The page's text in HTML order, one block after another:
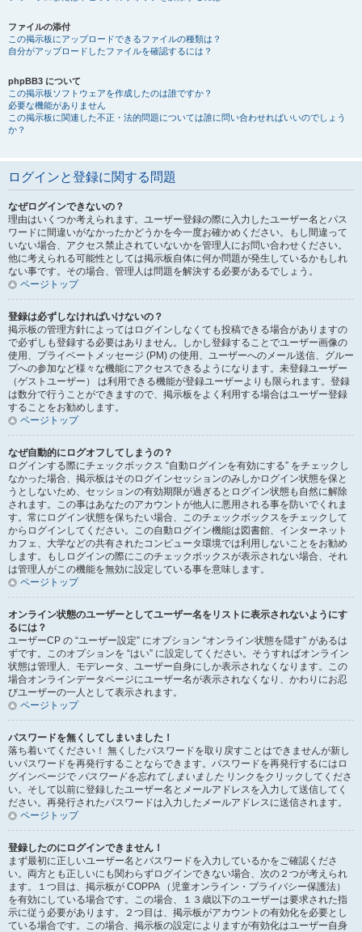
ファイルの添付
この掲示板にアップロードできるファイルの種類は？
自分がアップロードしたファイルを確認するには？
phpBB3 について
この掲示板ソフトウェアを作成したのは誰ですか？
必要な機能がありません
この掲示板に関連した不正・法的問題については誰に問い合わせればいいのでしょう
か？
ログインと登録に関する問題
なぜログインできないの？
理由はいくつか考えられます。ユーザー登録の際に入力したユーザー名とパス
ワードに間違いがなかったかどうかを今一度お確かめください。もし間違って
いない場合、アクセス禁止されていないかを管理人にお問い合わせください。
他に考えられる可能性としては掲示板自体に何か問題が発生しているかもしれ
ない事です。その場合、管理人は問題を解決する必要があるでしょう。
ページトップ
登録は必ずしなければいけないの？
掲示板の管理方針によってはログインしなくても投稿できる場合がありますの
で必ずしも登録する必要はありません。しかし登録することでユーザー画像の
使用、プライベートメッセージ (PM) の使用、ユーザーへのメール送信、グルー
プへの参加など様々な機能にアクセスできるようになります。未登録ユーザー
（ゲストユーザー） は利用できる機能が登録ユーザーよりも限られます。登録
は数分で行うことができますので、掲示板をよく利用する場合はユーザー登録
することをお勧めします。
ページトップ
なぜ自動的にログオフしてしまうの？
ログインする際にチェックボックス “自動ログインを有効にする” をチェックし
なかった場合、掲示板はそのログインセッションのみしかログイン状態を保と
うとしないため、セッションの有効期限が過ぎるとログイン状態も自然に解除
されます。この事はあなたのアカウントが他人に悪用される事を防いでくれま
す。常にログイン状態を保ちたい場合、このチェックボックスをチェックして
からログインしてください。この自動ログイン機能は図書館、インターネット
カフェ、大学などの共有されたコンピュータ環境では利用しないことをお勧め
します。もしログインの際にこのチェックボックスが表示されない場合、それ
は管理人がこの機能を無効に設定している事を意味します。
ページトップ
オンライン状態のユーザーとしてユーザー名をリストに表示されないようにす
るには？
ユーザーCP の “ユーザー設定” にオプション “オンライン状態を隠す” があるは
ずです。このオプションを “はい” に設定してください。そうすればオンライン
状態は管理人、モデレータ、ユーザー自身にしか表示されなくなります。この
場合オンラインデータページにユーザー名が表示されなくなり、かわりにお忍
びユーザーの一人として表示されます。
ページトップ
パスワードを無くしてしまいました！
落ち着いてください！ 無くしたパスワードを取り戻すことはできませんが新し
いパスワードを再発行することならできます。パスワードを再発行するにはロ
グインページで パスワードを忘れてしまいました リンクをクリックしてくださ
い。そして以前に登録したユーザー名とメールアドレスを入力して送信してく
ださい。再発行されたパスワードは入力したメールアドレスに送信されます。
ページトップ
登録したのにログインできません！
まず最初に正しいユーザー名とパスワードを入力しているかをご確認くださ
い。両方とも正しいにも関わらずログインできない場合、次の２つが考えられ
ます。１つ目は、掲示板が COPPA （児童オンライン・プライバシー保護法）
を有効にしている場合です。この場合、１３歳以下のユーザーは要求された指
示に従う必要があります。２つ目は、掲示板がアカウントの有効化を必要とし
ている場合です。この場合、掲示板の設定によりますが有効化はユーザー自身